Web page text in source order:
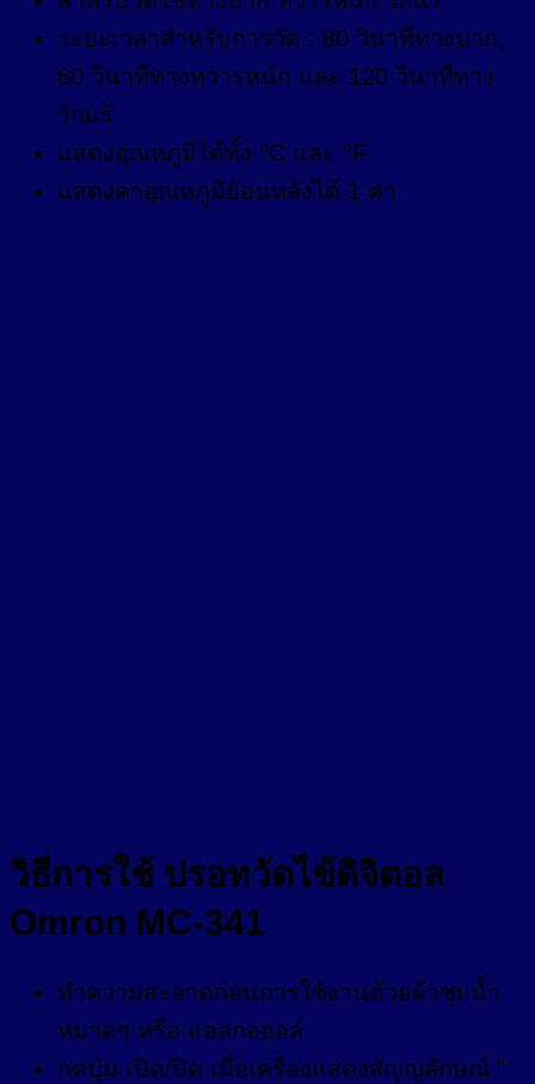
ระยะเวลาสำหรับการวัด : 80 วินาทีทางปาก,
60 วินาทีทางทวารหนัก และ 120 วินาทีทาง
รักแร้
แสดงอุณหภูมิได้ทั้ง °C และ °F
แสดงค่าอุณหภูมิย้อนหลังได้ 1 ค่า
วิธีการใช้ ปรอทวัดไข้ดิจิตอล
Omron MC-341
ทำความสะอาดก่อนการใช้งานด้วยผ้าชุบน้ำ
หมาดๆ หรือ แอลกอฮอล์
กดปุ่ม เปิด/ปิด เมื่อเครื่องแสดงสัญญลักษณ์ ”